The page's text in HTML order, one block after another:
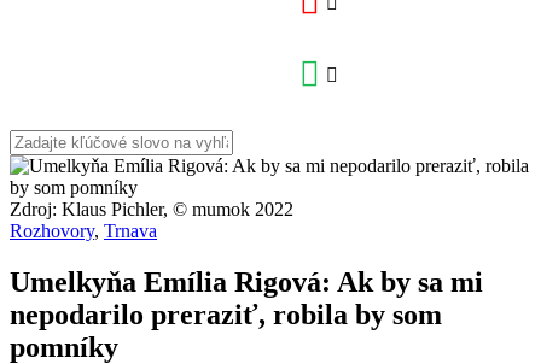
Zdroj: Klaus Pichler, © mumok 2022
Rozhovory, Trnava
Umelkyňa Emília Rigová: Ak by sa mi
nepodarilo preraziť, robila by som
pomníky